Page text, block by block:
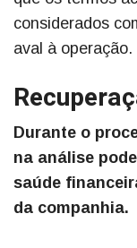
considerados
aval à operação.
Durante o
na análise
saúde
da companhia.